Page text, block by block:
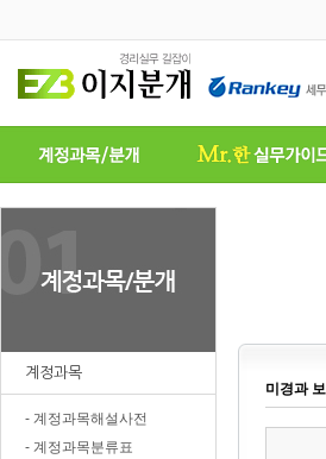
계정과목
- 계정과목해설사전
- 계정과목분류표
미경과